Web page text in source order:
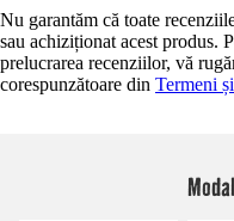
Nu garantăm că toate
sau achiziționat acest produs.
prelucrarea recenziilor, vă
corespunzătoare din Termeni